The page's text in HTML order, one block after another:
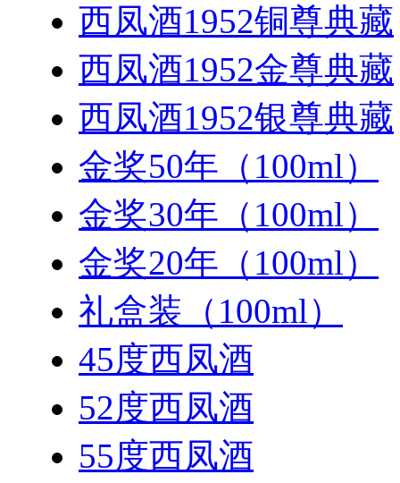
西凤酒1952铜尊典藏
西凤酒1952金尊典藏
西凤酒1952银尊典藏
金奖50年（100ml）
金奖30年（100ml）
金奖20年（100ml）
礼盒装（100ml）
45度西凤酒
52度西凤酒
55度西凤酒